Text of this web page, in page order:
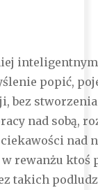
popić,
bez stworzenia
nad sobą,
nad
w rewanżu ktoś
takich